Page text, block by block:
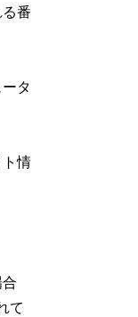
番
タ
情
て